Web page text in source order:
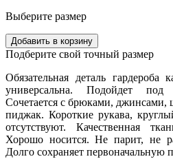
Выберите размер
Добавить в корзину
Подберите свой точный размер
Обязательная деталь
универсальна. Подойдет
Сочетается с брюками,
пиджак. Короткие рукава,
отсутствуют. Качественная
Хорошо носится. Не парит, не
Долго сохраняет первоначальную